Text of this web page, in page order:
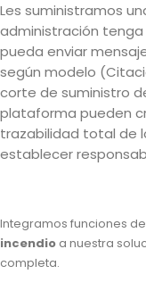
Les suministramos
administración
pueda enviar
según modelo
corte de suministro
plataforma pueden
trazabilidad total de
establecer
Integramos funciones
incendio a nuestra
completa.